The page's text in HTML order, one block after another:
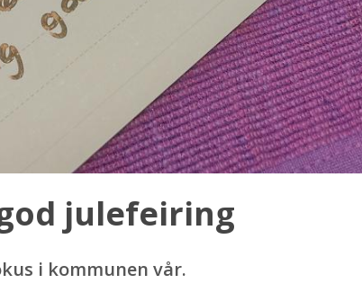
julefeiring
i kommunen vår.